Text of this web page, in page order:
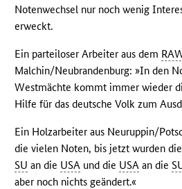
Notenwechsel nur noch wenig
erweckt.
Ein parteiloser Arbeiter aus dem
Malchin/Neubrandenburg: »In den
Westmächte kommt immer wieder
Hilfe für das deutsche Volk zum
Ein Holzarbeiter aus Neuruppin/
die vielen Noten, bis jetzt wurden
SU an die USA und die USA an die
aber noch nichts geändert.«